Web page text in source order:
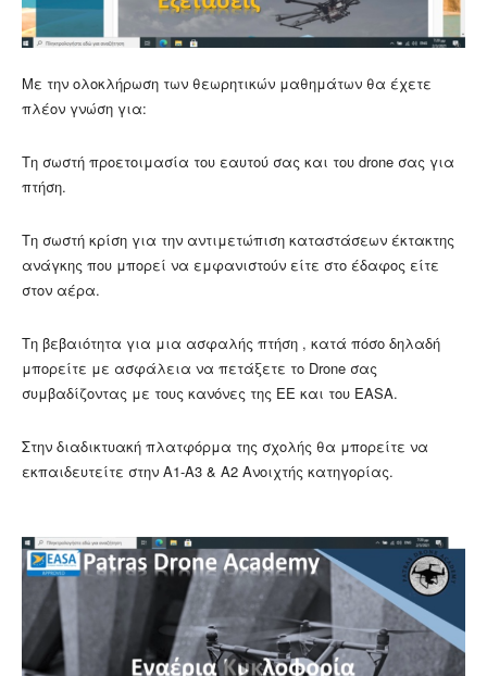
Με την ολοκλήρωση των θεωρητικών μαθημάτων θα έχετε
πλέον γνώση για:
Τη σωστή προετοιμασία του εαυτού σας και του drone σας για
πτήση.
Τη σωστή κρίση για την αντιμετώπιση καταστάσεων έκτακτης
ανάγκης που μπορεί να εμφανιστούν είτε στο έδαφος είτε
στον αέρα.
Τη βεβαιότητα για μια ασφαλής πτήση , κατά πόσο δηλαδή
μπορείτε με ασφάλεια να πετάξετε το Drone σας
συμβαδίζοντας με τους κανόνες της ΕΕ και του EASA.
Στην διαδικτυακή πλατφόρμα της σχολής θα μπορείτε να
εκπαιδευτείτε στην Α1-Α3 & Α2 Ανοιχτής κατηγορίας.